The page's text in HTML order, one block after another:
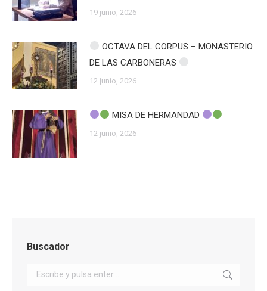
19 junio, 2026
OCTAVA DEL CORPUS – MONASTERIO
DE LAS CARBONERAS
12 junio, 2026
MISA DE HERMANDAD
12 junio, 2026
Buscador
Buscar: